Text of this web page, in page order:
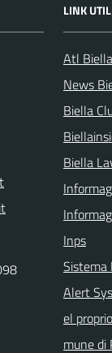
LINK
Atl Biella
News
Biella
Biella
Inps
Sistema
Alert
el
mune di